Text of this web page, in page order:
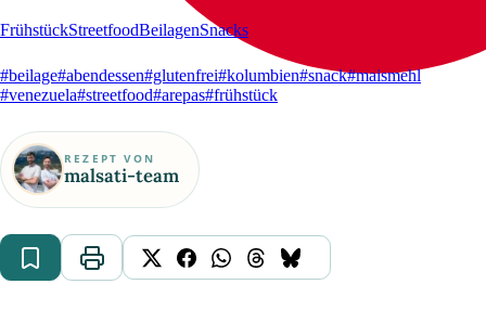
FrühstückStreetfoodBeilagenSnacks
#beilage#abendessen#glutenfrei#kolumbien#snack#maismehl
#venezuela#streetfood#arepas#frühstück
REZEPT VON
malsati-team